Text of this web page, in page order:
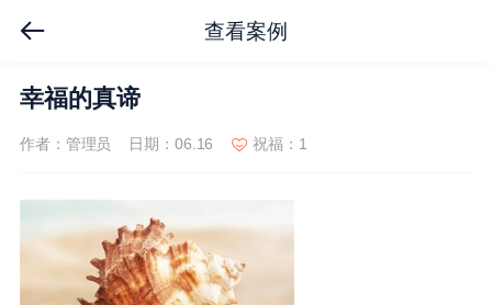
查看案例
幸福的真谛
作者：管理员 日期：06.16 祝福：1